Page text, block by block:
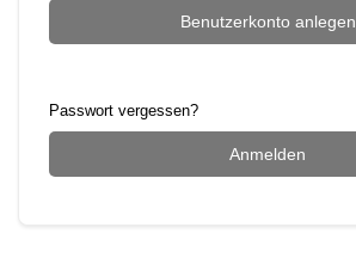
Benutzerkonto anlegen
Passwort vergessen?
Anmelden